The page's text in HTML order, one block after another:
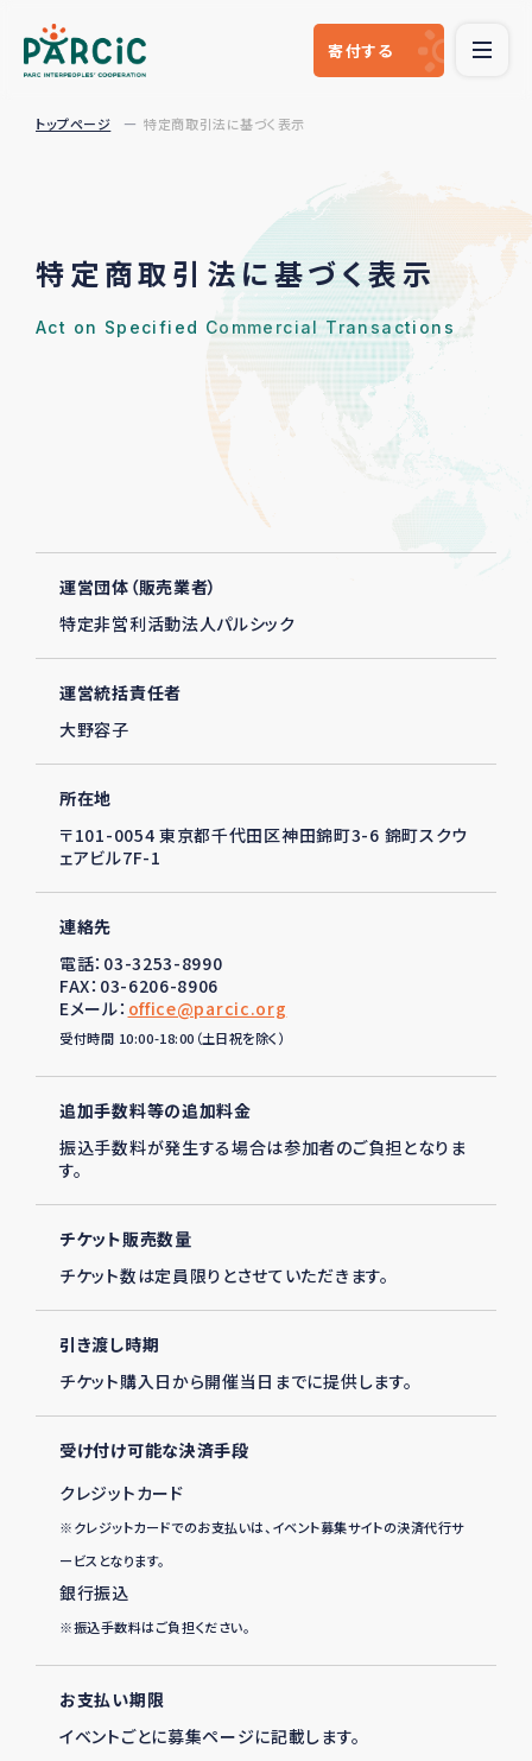
寄付する
トップページ 特定商取引法に基づく表示
特定商取引法に基づく表示
Act on Specified Commercial Transactions
運営団体（販売業者）
特定非営利活動法人パルシック
運営統括責任者
大野容子
所在地
〒101-0054 東京都千代田区神田錦町3-6 錦町スクウ
ェアビル7F-1
連絡先
電話：03-3253-8990
FAX：03-6206-8906
Eメール： office@parcic.org
受付時間 10:00-18:00（土日祝を除く）
追加手数料等の追加料金
振込手数料が発生する場合は参加者のご負担となりま
す。
チケット販売数量
チケット数は定員限りとさせていただきます。
引き渡し時期
チケット購入日から開催当日までに提供します。
受け付け可能な決済手段
クレジットカード
※クレジットカードでのお支払いは、イベント募集サイトの決済代行サ
ービスとなります。
銀行振込
※振込手数料はご負担ください。
お支払い期限
イベントごとに募集ページに記載します。